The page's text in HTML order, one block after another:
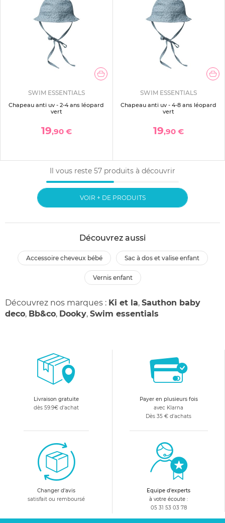
SWIM ESSENTIALS
Chapeau anti uv - 2-4 ans léopard
vert
19,90 €
SWIM ESSENTIALS
Chapeau anti uv - 4-8 ans léopard
vert
19,90 €
Il vous reste 57 produits à découvrir
VOIR + DE PRODUITS
Découvrez aussi
accessoire cheveux bébé sac à dos et valise enfant
vernis enfant
Découvrez nos marques : Ki et la, Sauthon baby
deco, Bb&co, Dooky, Swim essentials
Livraison gratuite
dès 59.9€ d'achat
Payer en plusieurs fois
avec Klarna
Dès 35 € d'achats
Changer d'avis
satisfait ou remboursé
Equipe d'experts
à votre écoute :
05 31 53 03 78